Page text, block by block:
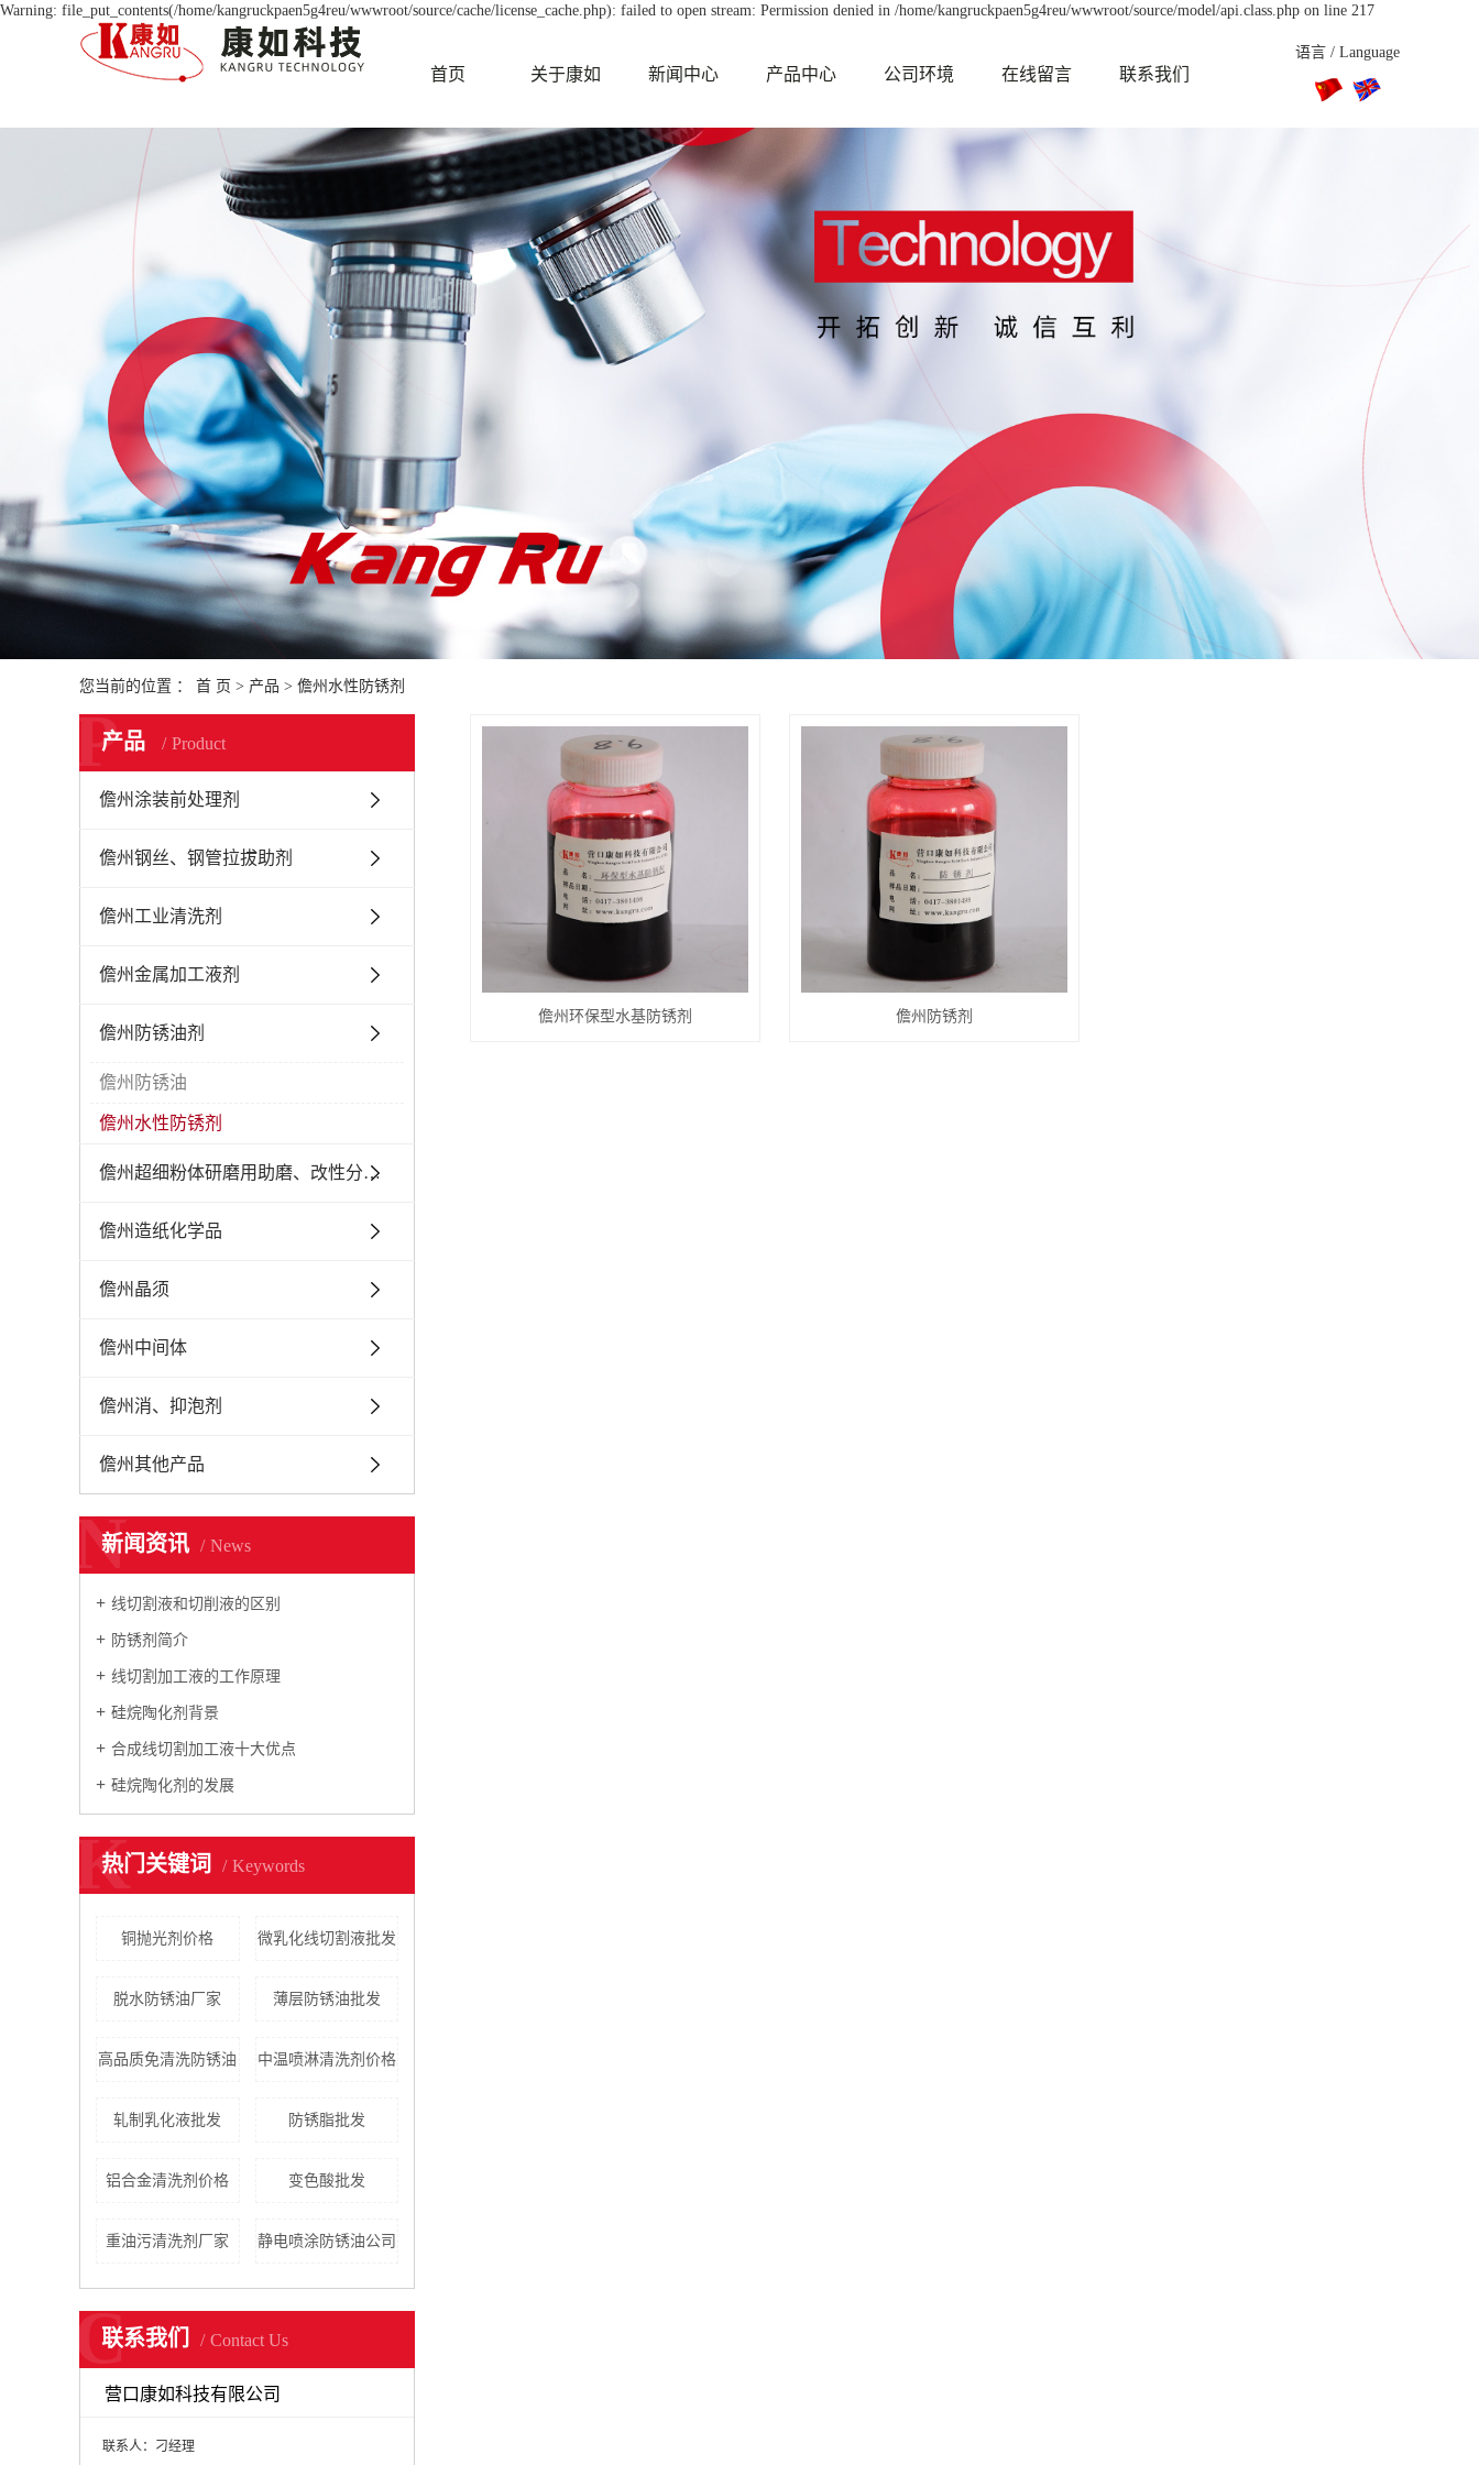
Warning: file_put_contents(/home/kangruckpaen5g4reu/wwwroot/source/cache/license_cache.php): failed to open stream: Permission denied in /home/kangruckpaen5g4reu/wwwroot/source/model/api.class.php on line 217
首页 关于康如 新闻中心 产品中心 公司环境 在线留言 联系我们
语言 / Language
您当前的位置 ： 首 页 > 产品 > 儋州水性防锈剂
产品 Product
P
儋州涂装前处理剂
儋州钢丝、钢管拉拔助剂
儋州工业清洗剂
儋州金属加工液剂
儋州防锈油剂
儋州防锈油
儋州水性防锈剂
儋州超细粉体研磨用助磨、改性分散剂
儋州造纸化学品
儋州晶须
儋州中间体
儋州消、抑泡剂
儋州其他产品
新闻资讯 News
N
线切割液和切削液的区别
防锈剂简介
线切割加工液的工作原理
硅烷陶化剂背景
合成线切割加工液十大优点
硅烷陶化剂的发展
热门关键词 Keywords
K
铜抛光剂价格 微乳化线切割液批发
脱水防锈油厂家 薄层防锈油批发
高品质免清洗防锈油 中温喷淋清洗剂价格
轧制乳化液批发 防锈脂批发
铝合金清洗剂价格 变色酸批发
重油污清洗剂厂家 静电喷涂防锈油公司
联系我们 Contact Us
C
营口康如科技有限公司
联系人：刁经理
儋州环保型水基防锈剂 儋州防锈剂